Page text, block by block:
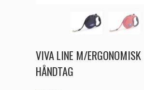
VIVA LINE M/ERGONOMISK
HÅNDTAG